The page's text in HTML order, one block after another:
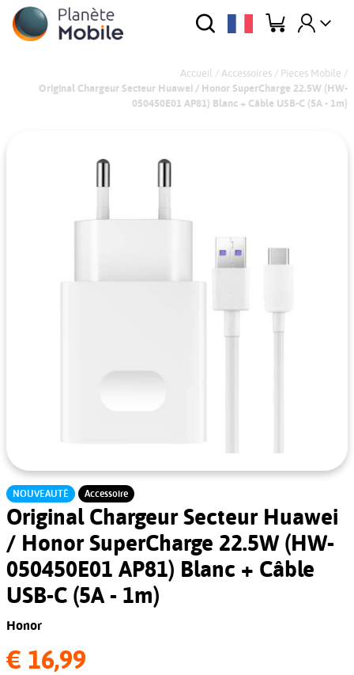
Accueil / Accessoires / Pieces Mobile /
Original Chargeur Secteur Huawei / Honor SuperCharge 22.5W (HW-
050450E01 AP81) Blanc + Câble USB-C (5A - 1m)
NOUVEAUTÉ Accessoire
Original Chargeur Secteur Huawei
/ Honor SuperCharge 22.5W (HW-
050450E01 AP81) Blanc + Câble
USB-C (5A - 1m)
Honor
€ 16,99